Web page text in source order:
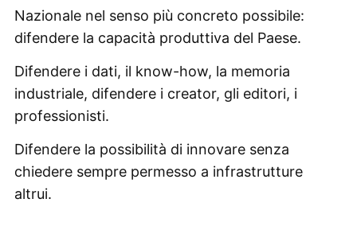
Nazionale nel senso più concreto possibile:
difendere la capacità produttiva del Paese.
Difendere i dati, il know-how, la memoria
industriale, difendere i creator, gli editori, i
professionisti.
Difendere la possibilità di innovare senza
chiedere sempre permesso a infrastrutture
altrui.